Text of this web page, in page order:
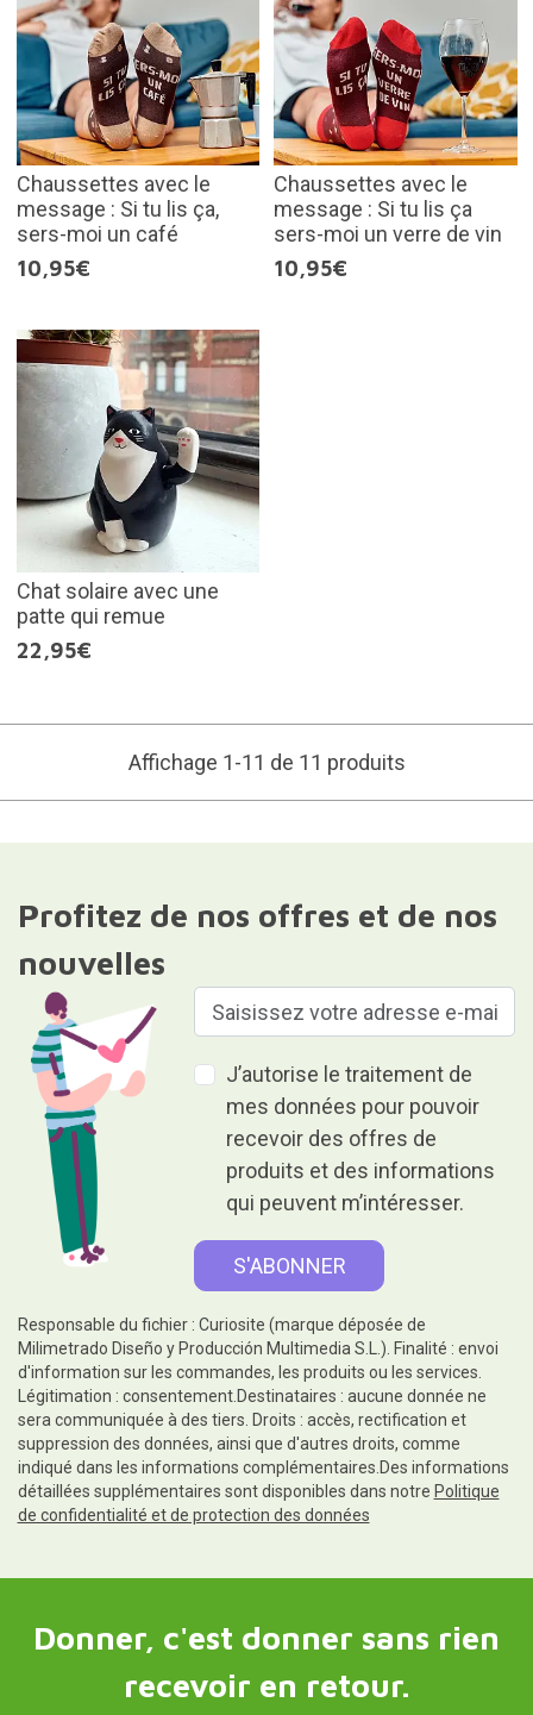
Chaussettes avec le
message : Si tu lis ça,
sers-moi un café
10,95€
Chaussettes avec le
message : Si tu lis ça
sers-moi un verre de vin
10,95€
Chat solaire avec une
patte qui remue
22,95€
Affichage 1-11 de 11 produits
Profitez de nos offres et de nos
nouvelles
J’autorise le traitement de
mes données pour pouvoir
recevoir des offres de
produits et des informations
qui peuvent m’intéresser.
Responsable du fichier : Curiosite (marque déposée de
Milimetrado Diseño y Producción Multimedia S.L.). Finalité : envoi
d'information sur les commandes, les produits ou les services.
Légitimation : consentement.Destinataires : aucune donnée ne
sera communiquée à des tiers. Droits : accès, rectification et
suppression des données, ainsi que d'autres droits, comme
indiqué dans les informations complémentaires.Des informations
détaillées supplémentaires sont disponibles dans notre Politique
de confidentialité et de protection des données
Donner, c'est donner sans rien
recevoir en retour.